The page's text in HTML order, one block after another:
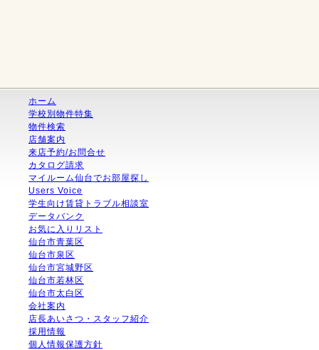
ホーム
学校別物件特集
物件検索
店舗案内
来店予約/お問合せ
カタログ請求
マイルーム仙台でお部屋探し
Users Voice
学生向け賃貸トラブル相談室
データバンク
お気に入りリスト
仙台市青葉区
仙台市泉区
仙台市宮城野区
仙台市若林区
仙台市太白区
会社案内
店長あいさつ・スタッフ紹介
採用情報
個人情報保護方針